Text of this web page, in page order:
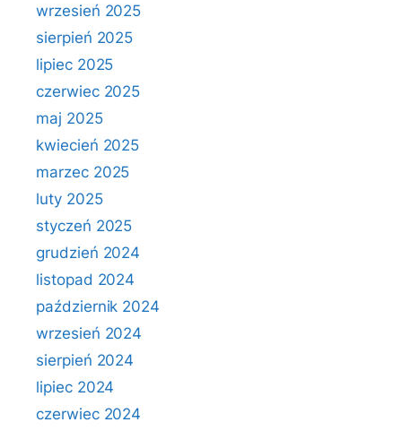
wrzesień 2025
sierpień 2025
lipiec 2025
czerwiec 2025
maj 2025
kwiecień 2025
marzec 2025
luty 2025
styczeń 2025
grudzień 2024
listopad 2024
październik 2024
wrzesień 2024
sierpień 2024
lipiec 2024
czerwiec 2024